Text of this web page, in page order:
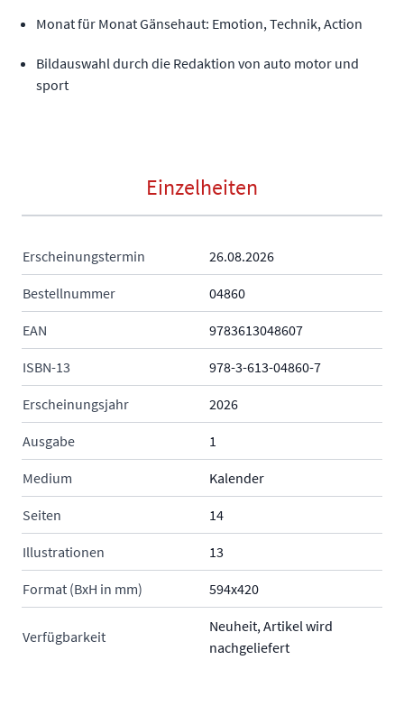
Monat für Monat Gänsehaut: Emotion, Technik, Action
Bildauswahl durch die Redaktion von auto motor und
sport
Einzelheiten
Erscheinungstermin 26.08.2026
Bestellnummer 04860
EAN 9783613048607
ISBN-13 978-3-613-04860-7
Erscheinungsjahr 2026
Ausgabe 1
Medium Kalender
Seiten 14
Illustrationen 13
Format (BxH in mm) 594x420
Verfügbarkeit
Neuheit, Artikel wird
nachgeliefert